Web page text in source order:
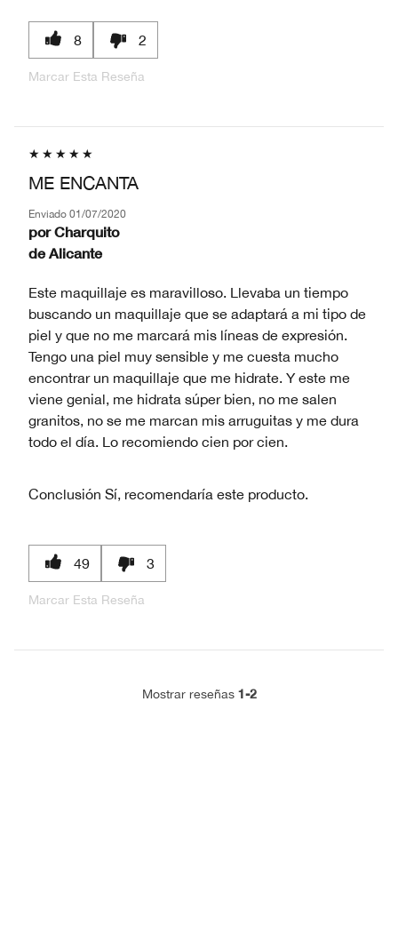
8 2
Marcar Esta Reseña
ME ENCANTA
Enviado 01/07/2020
por Charquito
de Alicante
Este maquillaje es maravilloso. Llevaba un tiempo
buscando un maquillaje que se adaptará a mi tipo de
piel y que no me marcará mis líneas de expresión.
Tengo una piel muy sensible y me cuesta mucho
encontrar un maquillaje que me hidrate. Y este me
viene genial, me hidrata súper bien, no me salen
granitos, no se me marcan mis arruguitas y me dura
todo el día. Lo recomiendo cien por cien.
Conclusión Sí, recomendaría este producto.
49 3
Marcar Esta Reseña
Mostrar reseñas 1-2